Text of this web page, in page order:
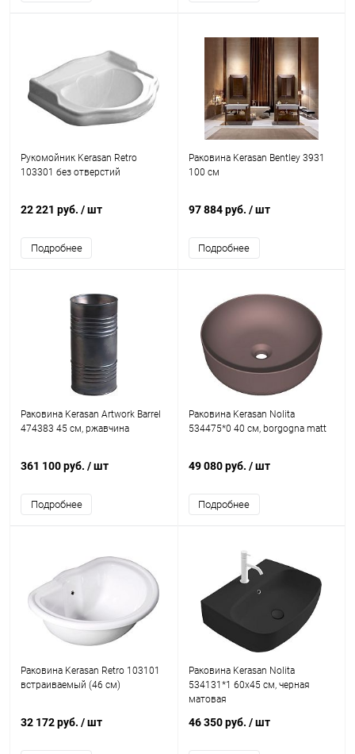
Рукомойник Kerasan Retro
103301 без отверстий
22 221 руб. / шт
Подробнее
Раковина Kerasan Bentley 3931
100 см
97 884 руб. / шт
Подробнее
Раковина Kerasan Artwork Barrel
474383 45 см, ржавчина
361 100 руб. / шт
Подробнее
Раковина Kerasan Nolita
534475*0 40 см, borgogna matt
49 080 руб. / шт
Подробнее
Раковина Kerasan Retro 103101
встраиваемый (46 см)
32 172 руб. / шт
Раковина Kerasan Nolita
534131*1 60x45 см, черная
матовая
46 350 руб. / шт